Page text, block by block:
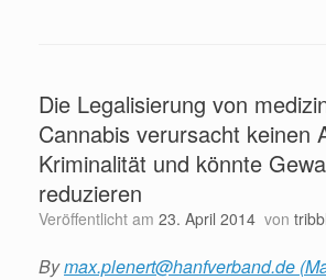
Die Legalisierung von
Cannabis verursacht keinen
Kriminalität und könnte
reduzieren
Veröffentlicht am 23. April 2014 von
Bymax.plenert@hanfverband.de